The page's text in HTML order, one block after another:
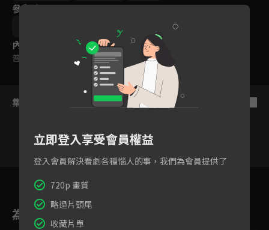
參與演員
內容標籤
普遍級
集數列表
74
為您推薦
立即登入享受會員權益
登入會員解決看劇各種惱人的事，我們為會員提供了
720p 畫質
略過片頭尾
收藏片單